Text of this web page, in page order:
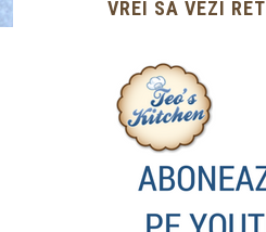
VREI SA VEZI